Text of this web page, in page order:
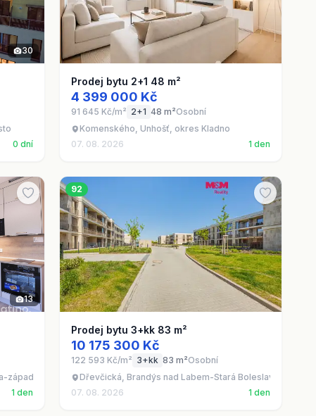
30
0 dní
Prodej bytu 2+1 48 m²
4 399 000 Kč
91 645 Kč/m² 2+1 48 m²Osobní
Komenského, Unhošť, okres Kladno
07. 08. 2026
1 den
13
západ
1 den
92
Prodej bytu 3+kk 83 m²
10 175 300 Kč
122 593 Kč/m² 3+kk 83 m²Osobní
Dřevčická, Brandýs nad Labem-Stará Boleslav -
07. 08. 2026
1 den